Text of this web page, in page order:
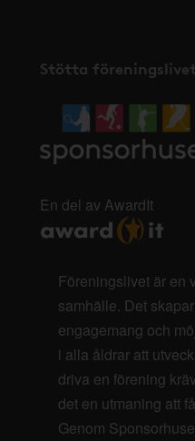
Stötta föreningslivet
En del av AwardIt
Föreningslivet är en
samhälle. Det
engagemang och
i alla åldrar att
driva en förening
det en utmaning att
Genom